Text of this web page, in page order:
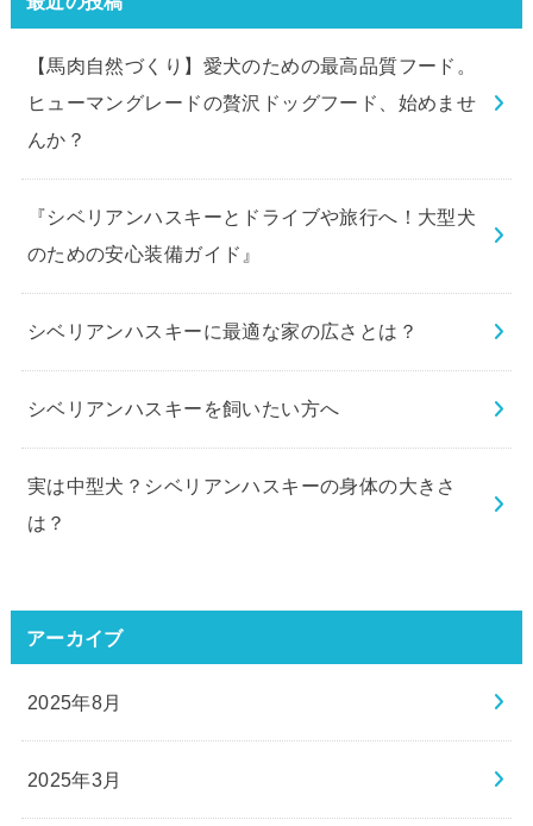
【馬肉自然づくり】愛犬のための最高品質フード。
ヒューマングレードの贅沢ドッグフード、始めませ
んか？
『シベリアンハスキーとドライブや旅行へ！大型犬
のための安心装備ガイド』
シベリアンハスキーに最適な家の広さとは？
シベリアンハスキーを飼いたい方へ
実は中型犬？シベリアンハスキーの身体の大きさ
は？
アーカイブ
2025年8月
2025年3月